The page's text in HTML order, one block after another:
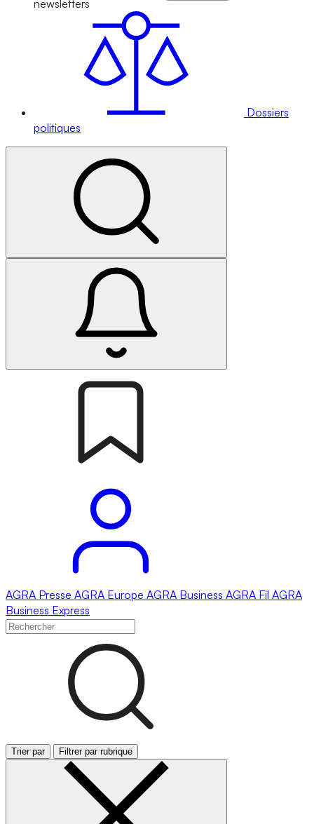
newsletters
Dossiers
politiques
AGRA Presse AGRA Europe AGRA Business AGRA Fil AGRA
Business Express
Trier par Filtrer par rubrique